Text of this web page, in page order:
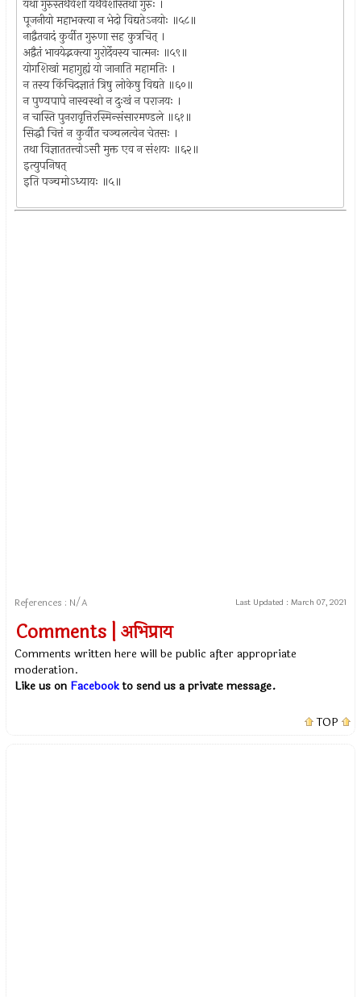
यथा गुरुस्तथैवेशो यथैवेशोस्तथा गुरुः ।
पूजनीयो महाभक्त्या न भेदो विद्यतेऽनयोः ॥५८॥
नाद्वैतवादं कुर्वीत गुरुणा सह कुत्रचित् ।
अद्वैतं भावयेद्भक्त्या गुरोर्देवस्य चात्मनः ॥५९॥
योगशिखां महागुह्यं यो जानाति महामतिः ।
न तस्य किंचिदज्ञातं त्रिषु लोकेषु विद्यते ॥६०॥
न पुण्यपापे नास्वस्थो न दुःखं न पराजयः ।
न चास्ति पुनरावृत्तिरस्मिन्संसारमण्डले ॥६१॥
सिद्धौ चित्तं न कुर्वीत चञ्चलत्वेन चेतसः ।
तथा विज्ञाततत्त्वोऽसौ मुक्त एव न संशयः ॥६२॥
इत्युपनिषत्
इति पञ्चमोऽध्यायः ॥५॥
References : N/A Last Updated : March 07, 2021
Comments | अभिप्राय
Comments written here will be public after appropriate
moderation.
Like us on Facebookto send us a private message.
TOP